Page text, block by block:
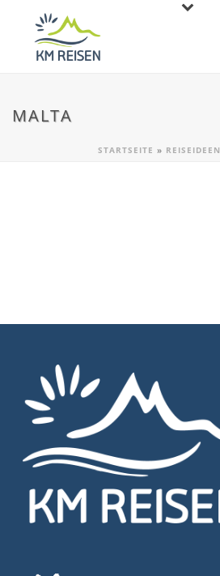
MALTA
STARTSEITE » REISEIDEEN